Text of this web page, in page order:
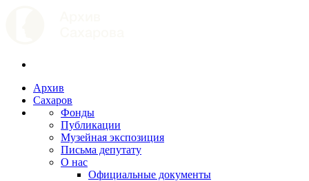
Архив
Сахаров
Фонды
Публикации
Музейная экспозиция
Письма депутату
О нас
Официальные документы